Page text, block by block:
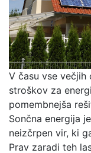
V času vse
stroškov za
pomembnejša
Sončna energija
neizčrpen vir, ki
Prav zaradi teh